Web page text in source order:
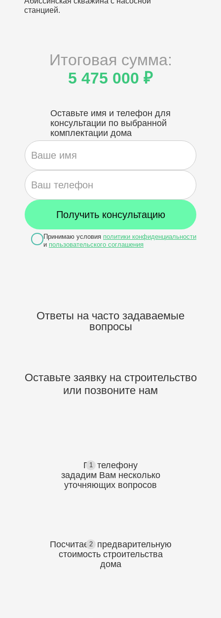
станцией.
Итоговая сумма:
5 475 000 ₽
Оставьте имя и телефон для
консультации по выбранной
комплектации дома
Принимаю условия политики конфиденциальности
и пользовательского соглашения
Ответы на часто задаваемые
вопросы
Оставьте заявку на строительство
или позвоните нам
1
По телефону
зададим Вам несколько
уточняющих вопросов
2
Посчитаем предварительную
стоимость строительства
дома